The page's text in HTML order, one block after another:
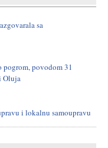
sa
pogrom, povodom 31
Oluja
i lokalnu samoupravu